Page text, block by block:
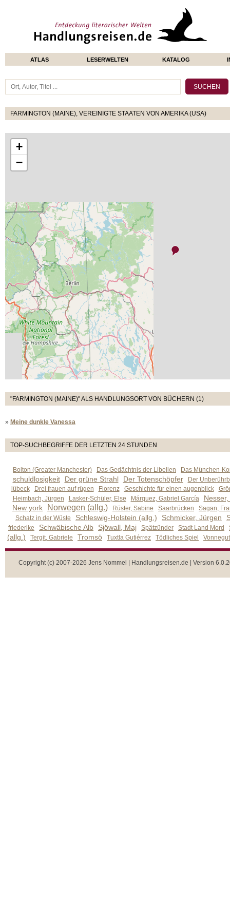
ATLAS LESERWELTEN KATALOG
FARMINGTON (MAINE), VEREINIGTE STAATEN VON AMERIKA (USA)
+
−
"FARMINGTON (MAINE)" ALS HANDLUNGSORT VON BÜCHERN (1)
» Meine dunkle Vanessa
TOP-SUCHBEGRIFFE DER LETZTEN 24 STUNDEN
Bolton (Greater Manchester) Das Gedächtnis der Libellen Das München-
schuldlosigkeit Der grüne Strahl Der Totenschöpfer
Der
lübeck
Drei frauen auf rügen Florenz Geschichte für einen augenblick
Heimbach, Jürgen
Lasker-Schüler, Else Márquez, Gabriel García
New york
Norwegen (allg.) Rüster, Sabine Saarbrücken
Sagan,
Schatz in der Wüste
Schleswig-Holstein (allg.) Schmicker, Jürgen
friederike Schwäbische Alb Sjöwall, Maj Spätzünder Stadt Land Mord
(allg.) Tergit, Gabriele Tromsö Tuxtla Gutiérrez Tödliches Spiel
Copyright (c) 2007-2026 Jens Nommel | Handlungsreisen.de | Version